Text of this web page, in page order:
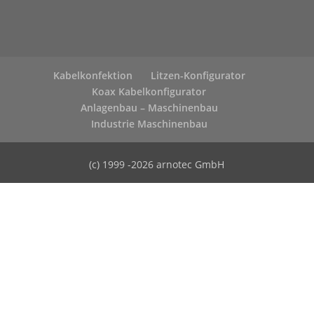
Kabelkonfektion
Litzen-Konfigurator
Koax Kabelkonfigurator
Anlagenbau – Maschinenbau
Industrie Maschinenbau
(c) 1999 -2026 arnotec GmbH